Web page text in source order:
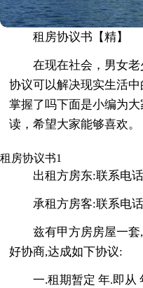
租房协议书【精】
在现在社会，男女
协议可以解决现实生活
掌握了吗下面是小编为
读，希望大家能够喜欢。
租房协议书1
出租方房东:联系电
承租方房客:联系电
兹有甲方房房屋一
好协商,达成如下协议:
一.租期暂定 年.即从